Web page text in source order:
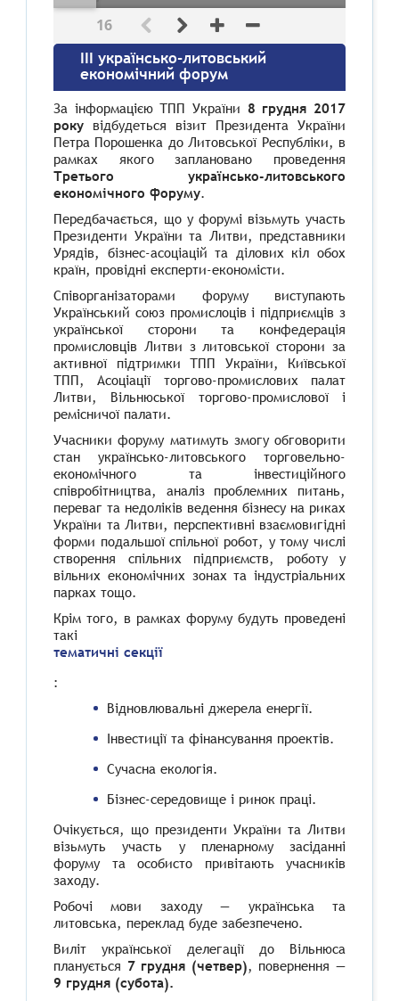
16
ІІІ українсько-литовський
економічний форум
За інформацією ТПП України 8 грудня 2017
року відбудеться візит Президента України
Петра Порошенка до Литовської Республіки, в
рамках якого заплановано проведення
Третього українсько-литовського
економічного форуму.
Передбачається, що у форумі візьмуть участь
Президенти України та Литви, представники
Урядів, бізнес-асоціацій та ділових кіл обох
країн, провідні експерти-економісти.
Співорганізаторами форуму виступають
Український союз промислоців і підприємців з
української сторони та конфедерація
промисловців Литви з литовської сторони за
активної підтримки ТПП України, Київської
ТПП, Асоціації торгово-промислових палат
Литви, Вільнюської торгово-промислової і
ремісничої палати.
Учасники форуму матимуть змогу обговорити
стан українсько-литовського торговельно-
економічного та інвестиційного
співробітництва, аналіз проблемних питань,
переваг та недоліків ведення бізнесу на риках
України та Литви, перспективні взаємовигідні
форми подальшої спільної робот, у тому числі
створення спільних підприємств, роботу у
вільних економічних зонах та індустріальних
парках тощо.
Крім того, в рамках форуму будуть проведені
такі
тематичні секції
:
Відновлювальні джерела енергії.
Інвестиції та фінансування проектів.
Сучасна екологія.
Бізнес-середовище і ринок праці.
Очікується, що президенти України та Литви
візьмуть участь у пленарному засіданні
форуму та особисто привітають учасників
заходу.
Робочі мови заходу — українська та
литовська, переклад буде забезпечено.
Виліт української делегації до Вільнюса
планується 7 грудня (четвер), повернення —
9 грудня (субота).